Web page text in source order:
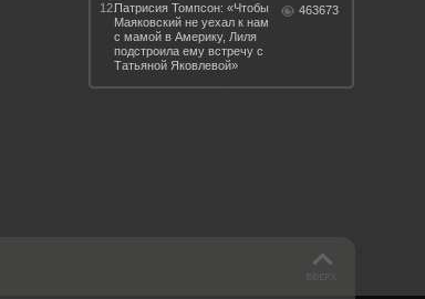
12.Патрисия Томпсон: «Чтобы
Маяковский не уехал к нам
с мамой в Америку, Лиля
подстроила ему встречу с
Татьяной Яковлевой»
463673